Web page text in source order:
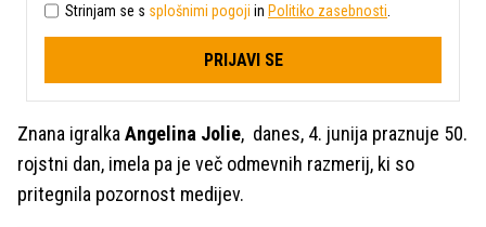
Strinjam se s splošnimi pogoji in Politiko zasebnosti
PRIJAVI SE
Znana igralka Angelina Jolie, danes, 4. junija praznuje 50.
rojstni dan, imela pa je več odmevnih razmerij, ki so
pritegnila pozornost medijev.